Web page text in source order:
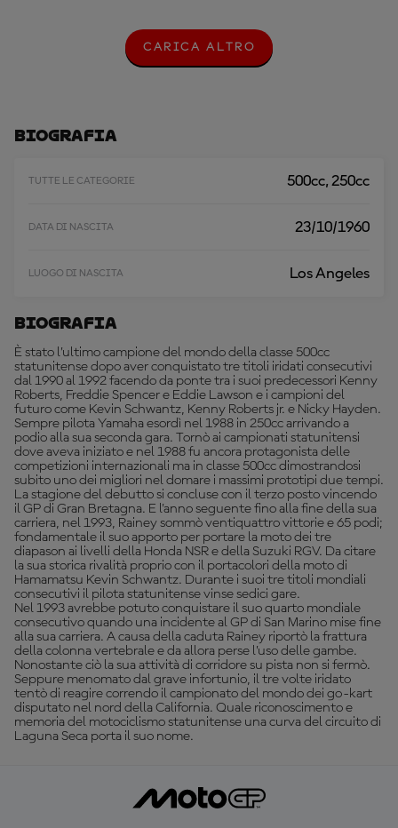
C
A
CARICA ALTRO
Biografia
TUTTE LE CATEGORIE 500cc, 250cc
DATA DI NASCITA 23/10/1960
LUOGO DI NASCITA Los Angeles
Biografia
È stato l’ultimo campione del mondo della classe 500cc
statunitense dopo aver conquistato tre titoli iridati consecutivi
dal 1990 al 1992 facendo da ponte tra i suoi predecessori Kenny
Roberts, Freddie Spencer e Eddie Lawson e i campioni del
futuro come Kevin Schwantz, Kenny Roberts jr. e Nicky Hayden.
Sempre pilota Yamaha esordì nel 1988 in 250cc arrivando a
podio alla sua seconda gara. Tornò ai campionati statunitensi
dove aveva iniziato e nel 1988 fu ancora protagonista delle
competizioni internazionali ma in classe 500cc dimostrandosi
subito uno dei migliori nel domare i massimi prototipi due tempi.
La stagione del debutto si concluse con il terzo posto vincendo
il GP di Gran Bretagna. E l'anno seguente fino alla fine della sua
carriera, nel 1993, Rainey sommò ventiquattro vittorie e 65 podi;
fondamentale il suo apporto per portare la moto dei tre
diapason ai livelli della Honda NSR e della Suzuki RGV. Da citare
la sua storica rivalità proprio con il portacolori della moto di
Hamamatsu Kevin Schwantz. Durante i suoi tre titoli mondiali
consecutivi il pilota statunitense vinse sedici gare.
Nel 1993 avrebbe potuto conquistare il suo quarto mondiale
consecutivo quando una incidente al GP di San Marino mise fine
alla sua carriera. A causa della caduta Rainey riportò la frattura
della colonna vertebrale e da allora perse l’uso delle gambe.
Nonostante ciò la sua attività di corridore su pista non si fermò.
Seppure menomato dal grave infortunio, il tre volte iridato
tentò di reagire correndo il campionato del mondo dei go-kart
disputato nel nord della California. Quale riconoscimento e
memoria del motociclismo statunitense una curva del circuito di
Laguna Seca porta il suo nome.